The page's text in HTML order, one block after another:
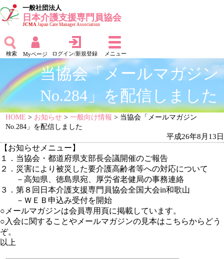
一般社団法人
日本介護支援専門員協会
JCMAJapan Care Manager Association
検索 Myページ ログイン/新規登録 メニュー
当協会「メールマガジン
No.284」を配信しました
HOME > お知らせ >一般向け情報 > 当協会「メールマガジン
No.284」を配信しました
平成26年8月13日
【お知らせメニュー】
１．当協会・都道府県支部長会議開催のご報告
２．災害により被災した要介護高齢者等への対応について
－高知県、徳島県宛、厚労省老健局の事務連絡
３．第８回日本介護支援専門員協会全国大会in和歌山
－ＷＥＢ申込み受付を開始
○メールマガジンは会員専用頁に掲載しています。
○入会に関することやメールマガジンの見本はこちらからどう
ぞ。
以上